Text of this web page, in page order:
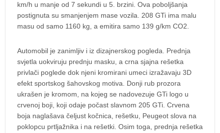
km/h u manje od 7 sekundi u 5. brzini. Ova poboljšanja
postignuta su smanjenjem mase vozila. 208 GTi ima malu
masu od samo 1160 kg, a emitira samo 139 g/km CO2.
Automobil je zanimljiv i iz dizajnerskog pogleda. Prednja
svjetla uokviruju prednju masku, a crna sjajna rešetka
privlači poglede dok njeni kromirani umeci izražavaju 3D
efekt sportskog šahovskog motiva. Donji rub prozora
ukrašen je kromom, na kojeg se nadovezuje GTi logo u
crvenoj boji, koji odaje počast slavnom 205 GTi. Crvena
boja naglašava čeljust kočnica, rešetku, Peugeot slova na
poklopcu prtljažnika i na rešetki. Osim toga, prednja rešetka